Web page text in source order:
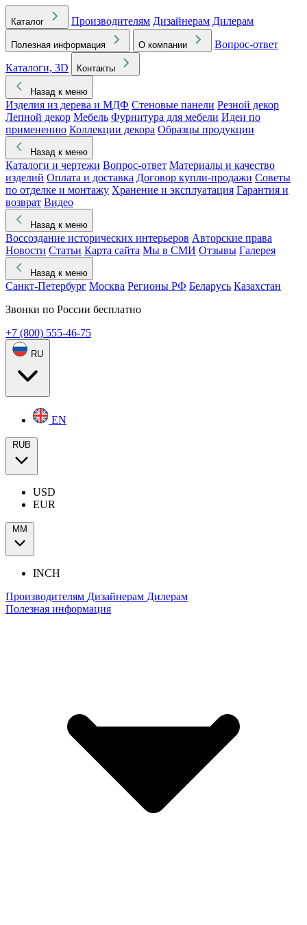
Каталог Производителям Дизайнерам Дилерам
Полезная информация О компании
Вопрос-ответ
Каталоги, 3D
Контакты
Назад к меню
Изделия из дерева и МДФ Стеновые панели Резной декор
Лепной декор Мебель Фурнитура для мебели Идеи по
применению Коллекции декора Образцы продукции
Назад к меню
Каталоги и чертежи Вопрос-ответ Материалы и качество
изделий Оплата и доставка Договор купли-продажи Советы
по отделке и монтажу Хранение и эксплуатация Гарантия и
возврат Видео
Назад к меню
Воссоздание исторических интерьеров Авторские права
Новости Статьи Карта сайта Мы в СМИ Отзывы Галерея
Назад к меню
Санкт-Петербург Москва Регионы РФ Беларусь Казахстан
Звонки по России бесплатно
+7 (800) 555-46-75
RU
EN
RUB
USD
EUR
ММ
INCH
Производителям Дизайнерам Дилерам
Полезная информация